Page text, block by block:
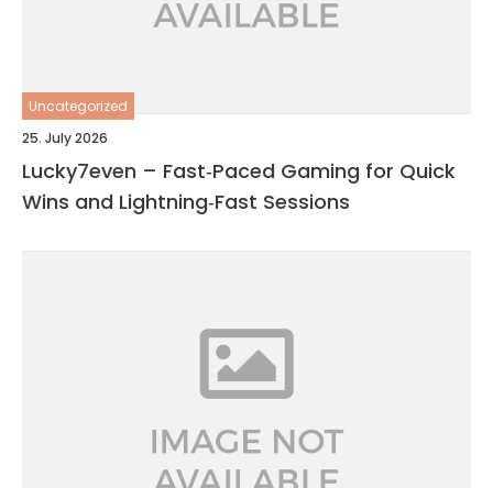
Uncategorized
25. July 2026
Lucky7even – Fast‑Paced Gaming for Quick
Wins and Lightning‑Fast Sessions